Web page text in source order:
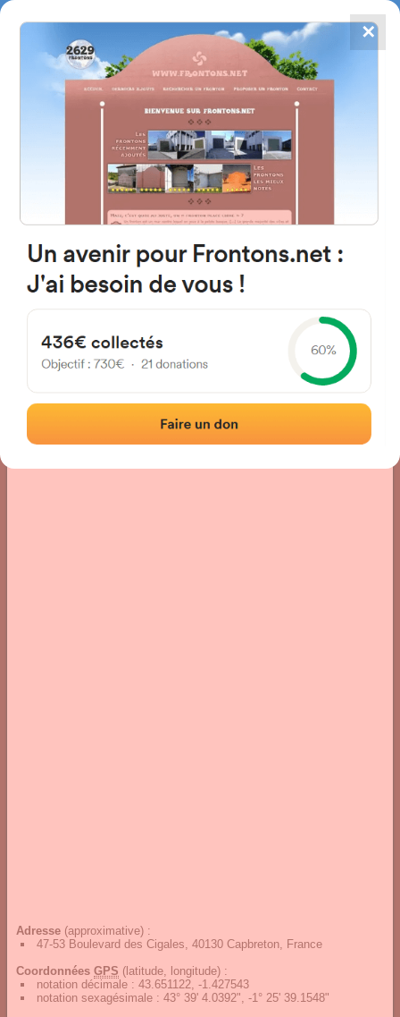
FRONTONS.NET
RECHERCHER UN FRONTON
PROPOSER UN FRONTON
4867
frontons
40130 Capbreton, France
47-53 Boulevard des Cigales
Photos Commentaires et avis
Adresse (approximative) :
47-53 Boulevard des Cigales, 40130 Capbreton, France
Coordonnées GPS (latitude, longitude) :
notation décimale : 43.651122, -1.427543
notation sexagésimale : 43° 39' 4.0392", -1° 25' 39.1548"
✕